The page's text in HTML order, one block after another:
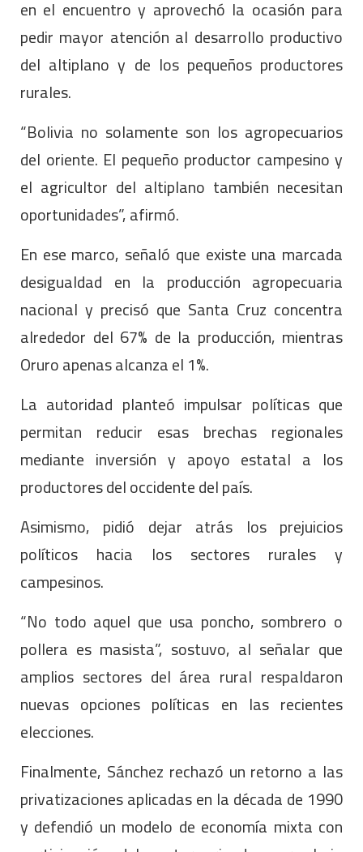
en el encuentro y aprovechó la ocasión para
pedir mayor atención al desarrollo productivo
del altiplano y de los pequeños productores
rurales.
“Bolivia no solamente son los agropecuarios
del oriente. El pequeño productor campesino y
el agricultor del altiplano también necesitan
oportunidades”, afirmó.
En ese marco, señaló que existe una marcada
desigualdad en la producción agropecuaria
nacional y precisó que Santa Cruz concentra
alrededor del 67% de la producción, mientras
Oruro apenas alcanza el 1%.
La autoridad planteó impulsar políticas que
permitan reducir esas brechas regionales
mediante inversión y apoyo estatal a los
productores del occidente del país.
Asimismo, pidió dejar atrás los prejuicios
políticos hacia los sectores rurales y
campesinos.
“No todo aquel que usa poncho, sombrero o
pollera es masista”, sostuvo, al señalar que
amplios sectores del área rural respaldaron
nuevas opciones políticas en las recientes
elecciones.
Finalmente, Sánchez rechazó un retorno a las
privatizaciones aplicadas en la década de 1990
y defendió un modelo de economía mixta con